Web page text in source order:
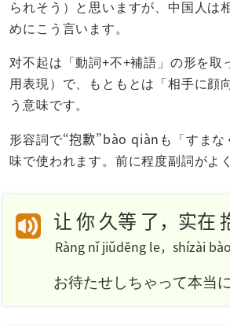
られそう）と思いますが、中国人は
めにこう言います。
对不起は「動詞+不+補語」の形を取
用表現）で、もともとは「相手に顔
う意味です。
形容詞で“抱歉”bào qiàn も「すま
味で使われます。前に程度副詞がよ
让 你 久等 了，实在
Ràng nǐ jiǔděng le，shízài
お待たせしちゃって本当